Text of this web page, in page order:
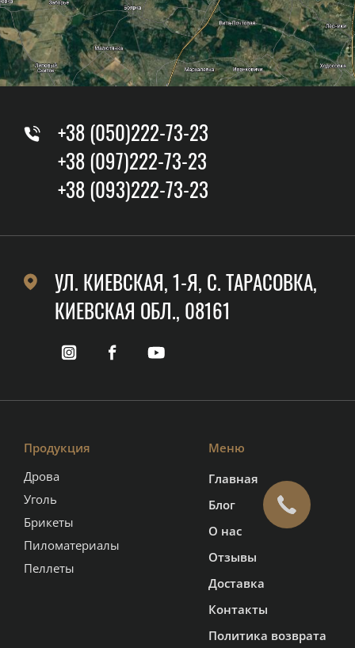
+38 (050)222-73-23
+38 (097)222-73-23
+38 (093)222-73-23
УЛ. КИЕВСКАЯ, 1-Я, C. ТАРАСОВКА,
КИЕВСКАЯ ОБЛ., 08161
Продукция
Дрова
Уголь
Брикеты
Пиломатериалы
Пеллеты
Меню
Главная
Блог
О нас
Отзывы
Доставка
Контакты
Политика возврата